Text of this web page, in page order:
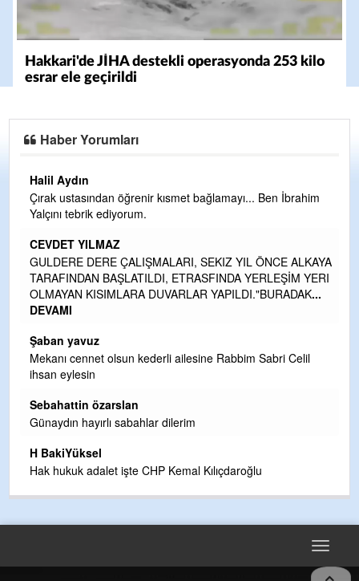
Hakkari'de JİHA destekli operasyonda 253 kilo
esrar ele geçirildi
Haber Yorumları
Halil Aydın
Çırak ustasından öğrenir kısmet bağlamayı... Ben İbrahim
Yalçını tebrik ediyorum.
CEVDET YILMAZ
GULDERE DERE ÇALIŞMALARI, SEKIZ YIL ÖNCE ALKAYA
TARAFINDAN BAŞLATILDI, ETRASFINDA YERLEŞİM YERI
OLMAYAN KISIMLARA DUVARLAR YAPILDI."BURADAK...
DEVAMI
Şaban yavuz
Mekanı cennet olsun kederli ailesine Rabbim Sabri Celil
ihsan eylesin
Sebahattin özarslan
Günaydın hayırlı sabahlar dilerim
H BakiYüksel
Hak hukuk adalet işte CHP Kemal Kılıçdaroğlu
Toggle